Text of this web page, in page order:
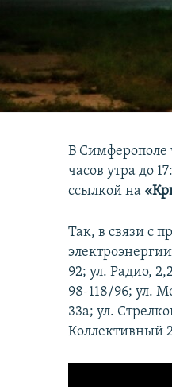
В Симферополе
часов утра до
ссылкой на
Так, в связи с
92; ул. Радио,
98-118/96; ул.
33а; ул.
Коллективный